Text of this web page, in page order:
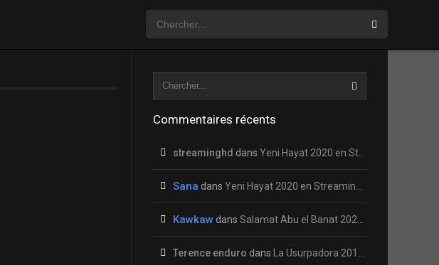
Commentaires récents
streaminghd dans Yeni Hayat 2020 en Streaming HD Gratuit !
Sana dans Yeni Hayat 2020 en Streaming HD Gratuit !
Kawkaw dans Salamat Abu el Banat 2020 en Streaming HD Gratuit !
Terence enduro dans La Usurpadora 2019 en Streaming HD Gratuit !